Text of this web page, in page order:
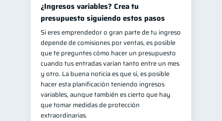
¿Ingresos variables? Crea tu
presupuesto siguiendo estos pasos
Si eres emprendedor o gran parte de tu ingreso
depende de comisiones por ventas, es posible
que te preguntes cómo hacer un presupuesto
cuando tus entradas varían tanto entre un mes
y otro. La buena noticia es que sí, es posible
hacer esta planificación teniendo ingresos
variables, aunque también es cierto que hay
que tomar medidas de protección
extraordinarias.